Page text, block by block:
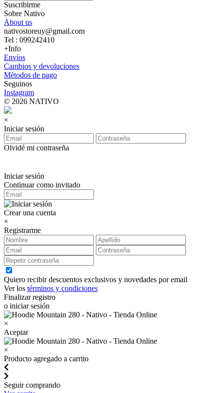
Suscribirme
Sobre Nativo
About us
nativostoreuy@gmail.com
Tel : 099242410
+Info
Envíos
Cambios y devoluciones
Métodos de pago
Seguinos
Instagram
© 2026 NATIVO
×
Iniciar sesión
Olvidé mi contraseña
Iniciar sesión
Continuar como invitado
Crear una cuenta
×
Registrarme
Quiero recibir descuentos exclusivos y novedades por email
Ver los términos y condiciones
Finalizar registro
o iniciar sesión
×
Aceptar
×
Producto agregado a carrito
Seguir comprando